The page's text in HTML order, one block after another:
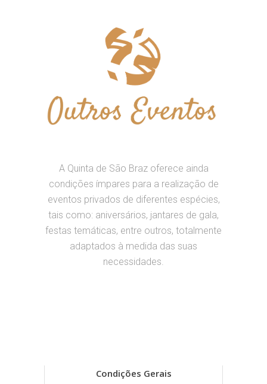
A Quinta de São Braz oferece ainda
condições ímpares para a realização de
eventos privados de diferentes espécies,
tais como: aniversários, jantares de gala,
festas temáticas, entre outros, totalmente
adaptados à medida das suas
necessidades.
Condições Gerais